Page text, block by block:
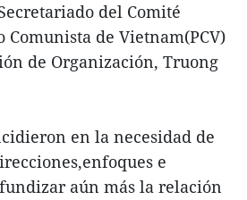
del Comité
de Vietnam(PCV)
de Organización, Truong
en la necesidad de
e
aún más la relación